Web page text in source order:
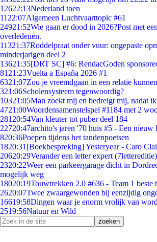
12622:13Nederland toen
11 22:07Algemeen Luchtvaarttopic #61
24921:52Wie gaan er dood in 2026?Post met
overledenen.
11321:37Roddelpraat onder vuur: ongepaste
minderjarigen deel 2
13621:35[DRT SC] #6: RendacGoden
81 21:23Vuelta a España 2026 #1
6321:07Zou je vreemdgaan in een relatie
321:06Scholensysteem tegenwoordig?
10321:05Man zoekt mij en bedreigt mij, nadat
4721:00Woordensamenstelspel #1184 met 2
281 20:54Van kleuter tot puber deel 184
22720:47archito's jaren '70 huis #5 - Een nieuw
820:36Poepen tijdens het tandenpoetsen
1820:31 [Boekbespreking] Yesteryear - Caro
20620:29Verander een letter expert
2320:22Weer een parkeergarage dicht in
mogelijk weg
18020:19Touwtrekken 2.0 #636 - Team 1
2620:07Twee zwaargewonden bij eenzijdig
16619:58Dingen waar je enorm vrolijk van
2519:56Natuur en Wild